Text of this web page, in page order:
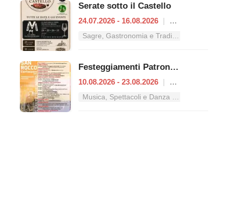
Serate sotto il Castello
24.07.2026 - 16.08.2026 |
Festeggiamenti Patronali di San Rocco
10.08.2026 - 23.08.2026 |